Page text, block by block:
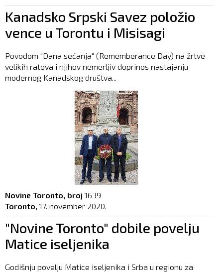
Kanadsko Srpski Savez položio
vence u Torontu i Misisagi
Povodom “Dana sećanja" (Rememberance Day) na žrtve
velikih ratova i njihov nemerljiv doprinos nastajanju
modernog Kanadskog društva...
Novine Toronto, broj 1639
Toronto, 17. november 2020.
"Novine Toronto" dobile povelju
Matice iseljenika
Godišnju povelju Matice iseljenika i Srba u regionu za